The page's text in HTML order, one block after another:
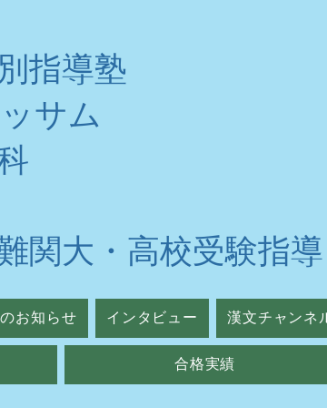
指導塾
サム
関大・高校受験指導
お知らせ インタビュー 漢文チャンネ
合格実績